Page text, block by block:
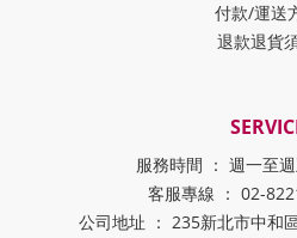
付款/運送
退款退貨
服務時間 ： 週一至
客服專線 ： 02-
公司地址 ： 235新北市中和